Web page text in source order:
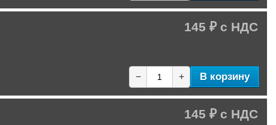
145 ₽
− + В корзину
145 ₽